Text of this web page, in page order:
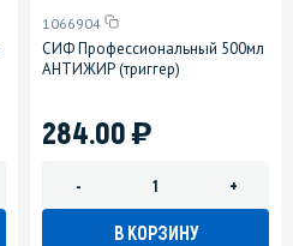
1066904
СИФ Профессиональный 500мл
АНТИЖИР (триггер)
284.00)
- +
В КОРЗИНУ